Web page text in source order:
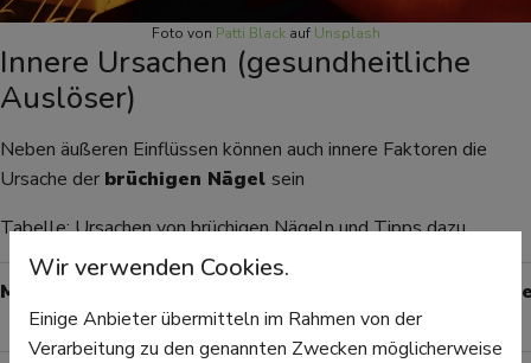
Foto von Patti Blackauf Unsplash
Innere Ursachen (gesundheitliche
Auslöser)
Neben äußeren Einflüssen können auch innere Faktoren die
Ursache der brüchigen Nägel sein
Tabelle: Ursachen von brüchigen Nägeln und Tipps dazu
Mögliche Ursache
am Nagel
Was
Wir verwenden Cookies.
Einige Anbieter übermitteln im Rahmen von der
Verarbeitung zu den genannten Zwecken möglicherweise